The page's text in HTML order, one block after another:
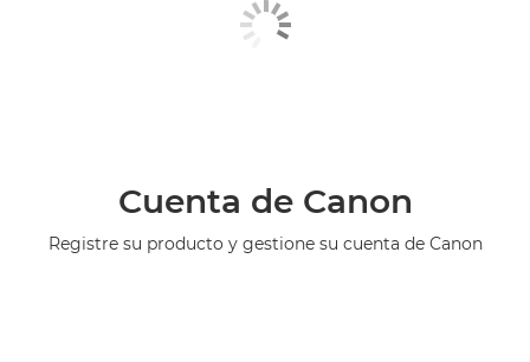
Cuenta de Canon
Registre su producto y gestione su cuenta de Canon